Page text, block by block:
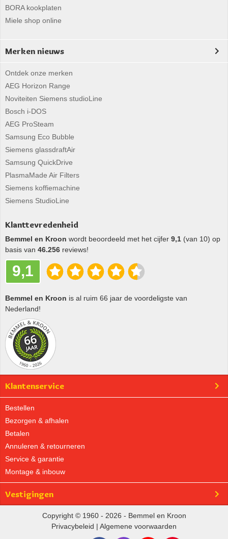
BORA kookplaten
Miele shop online
Merken nieuws
Ontdek onze merken
AEG Horizon Range
Noviteiten Siemens studioLine
Bosch i-DOS
AEG ProSteam
Samsung Eco Bubble
Siemens glassdraftAir
Samsung QuickDrive
PlasmaMade Air Filters
Siemens koffiemachine
Siemens StudioLine
Klanttevredenheid
Bemmel en Kroon wordt beoordeeld met het cijfer 9,1 (van 10) op
basis van 46.256 reviews!
9,1
Bemmel en Kroon is al ruim 66 jaar de voordeligste van
Nederland!
Klantenservice
Bestellen
Bezorgen & afhalen
Betalen
Annuleren & retourneren
Service & garantie
Montage & inbouw
Vestigingen
Copyright © 1960 - 2026 - Bemmel en Kroon
Privacybeleid | Algemene voorwaarden